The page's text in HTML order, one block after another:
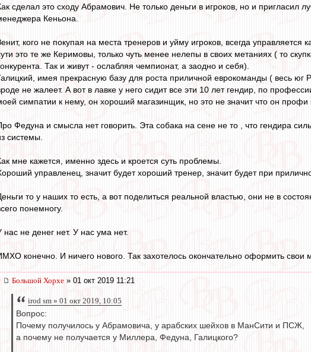
сделал это сходу Абрамович. Не только деньги в игроков, но и пригласил
Кеньона.
кого не покупая на места тренеров и уйму игроков, всегда
это те же Керимовы, только чуть менее нелепы в своих метаниях ( то
Так и живут - ослабляя чемпионат, а заодно и себя).
имея прекрасную базу для роста приличной еврокоманды ( весь
не жалеет. А вот в лавке у него сидит все эти 10 лет гендир, по
симпатии к нему, он хороший магазинщик, но это не значит что он профи
Федуна и смысла нет говорить. Эта собака на сене не то , что гендира
системы.
мне кажется, именно здесь и кроется суть проблемы.
управленец, значит будет хороший тренер, значит будет при
то у наших то есть, а вот поделиться реальной властью, они не в
понемногу.
нас не денег нет. У нас ума нет.
конечно. И ничего нового. Так захотелось окончательно оформить свои
Большой Хорхе » 01 окт 2019 11:21
irod sm » 01 окт 2019, 10:05
Вопрос:
Почему получилось у Абрамовича, у арабских шейхов в МанСити и ПСЖ,
а почему не получается у Миллера, Федуна, Галицкого?